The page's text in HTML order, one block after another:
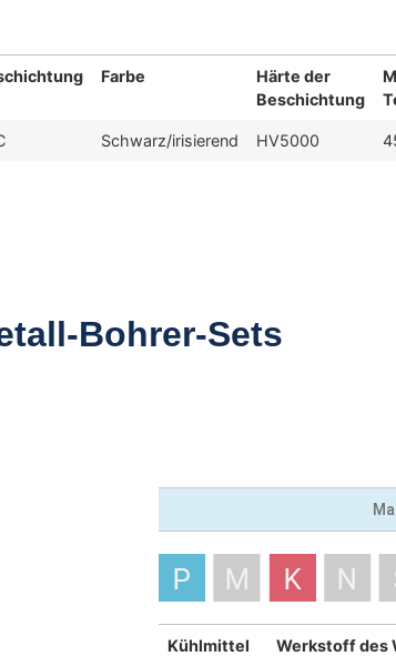
Farbe
Härte der
Beschichtung
Schwarz/irisierend HV5000
Bohrer-Sets
Kühlmittel Werkstoff des